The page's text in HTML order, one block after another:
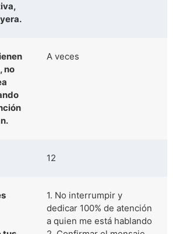
no
A veces
12
1. No interrumpir y
dedicar 100% de atención
a quien me está hablando